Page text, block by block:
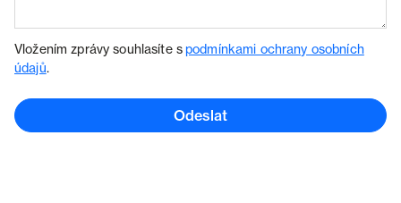
Vložením zprávy souhlasíte spodmínkami ochrany osobních
údajů.
Odeslat